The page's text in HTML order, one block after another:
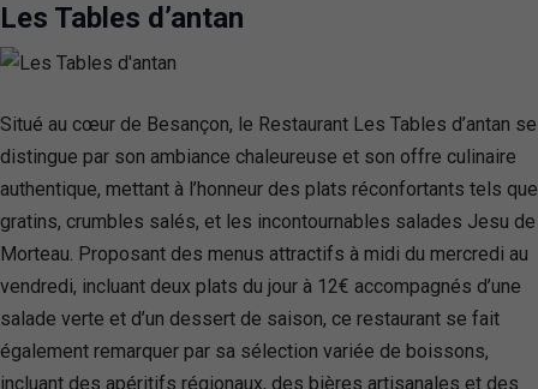
Les Tables d’antan
Situé au cœur de Besançon, le Restaurant Les Tables d’antan se
distingue par son ambiance chaleureuse et son offre culinaire
authentique, mettant à l’honneur des plats réconfortants tels que
gratins, crumbles salés, et les incontournables salades Jesu de
Morteau. Proposant des menus attractifs à midi du mercredi au
vendredi, incluant deux plats du jour à 12€ accompagnés d’une
salade verte et d’un dessert de saison, ce restaurant se fait
également remarquer par sa sélection variée de boissons,
incluant des apéritifs régionaux, des bières artisanales et des